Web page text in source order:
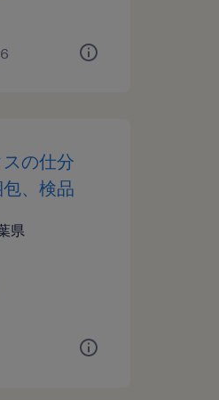
の仕分
、検品
県